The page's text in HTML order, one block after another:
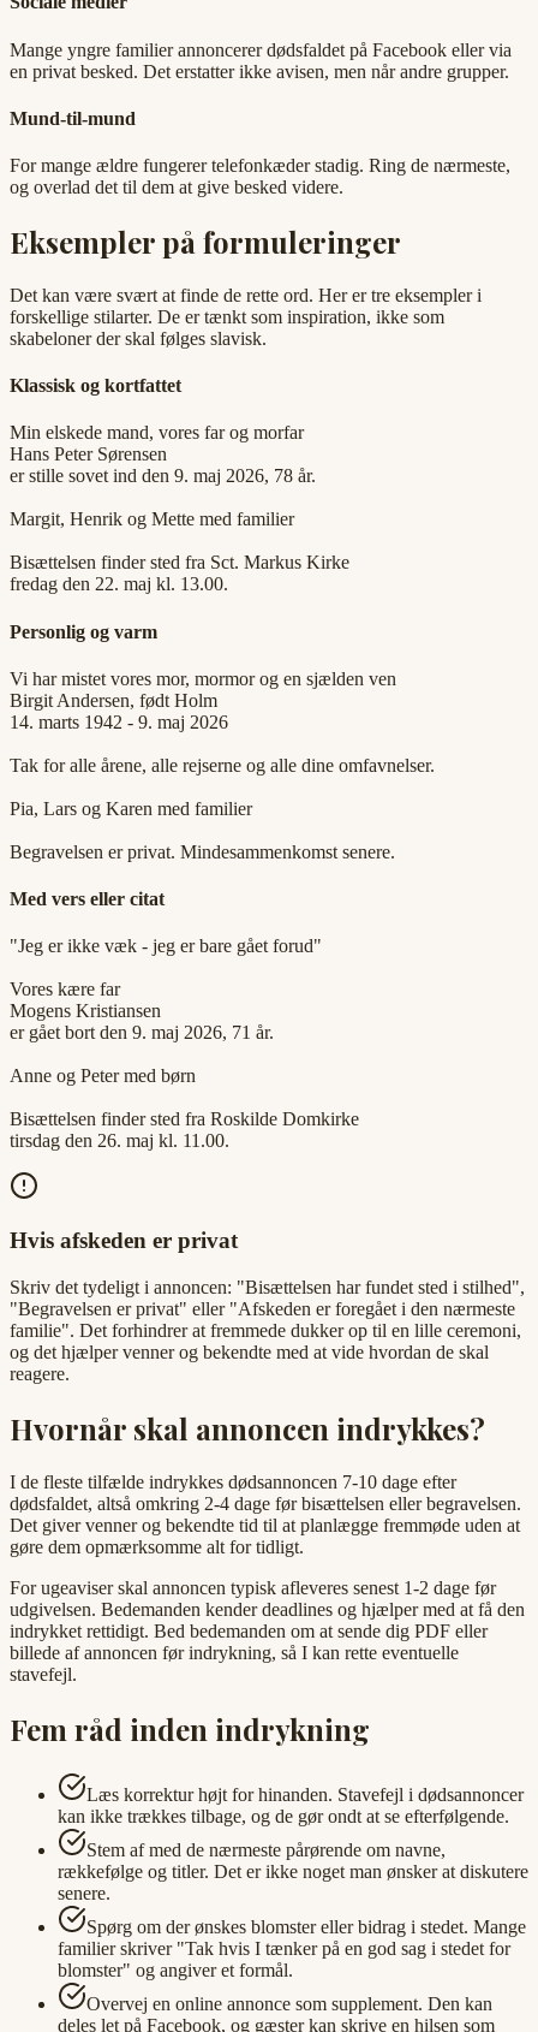
Mange yngre familier annoncerer dødsfaldet på Facebook eller via
en privat besked. Det erstatter ikke avisen, men når andre grupper.
Mund-til-mund
For mange ældre fungerer telefonkæder stadig. Ring de nærmeste,
og overlad det til dem at give besked videre.
Eksempler på formuleringer
Det kan være svært at finde de rette ord. Her er tre eksempler i
forskellige stilarter. De er tænkt som inspiration, ikke som
skabeloner der skal følges slavisk.
Klassisk og kortfattet
Min elskede mand, vores far og morfar
Hans Peter Sørensen
er stille sovet ind den 9. maj 2026, 78 år.
Margit, Henrik og Mette med familier
Bisættelsen finder sted fra Sct. Markus Kirke
fredag den 22. maj kl. 13.00.
Personlig og varm
Vi har mistet vores mor, mormor og en sjælden ven
Birgit Andersen, født Holm
14. marts 1942 - 9. maj 2026
Tak for alle årene, alle rejserne og alle dine omfavnelser.
Pia, Lars og Karen med familier
Begravelsen er privat. Mindesammenkomst senere.
Med vers eller citat
"Jeg er ikke væk - jeg er bare gået forud"
Vores kære far
Mogens Kristiansen
er gået bort den 9. maj 2026, 71 år.
Anne og Peter med børn
Bisættelsen finder sted fra Roskilde Domkirke
tirsdag den 26. maj kl. 11.00.
Hvis afskeden er privat
Skriv det tydeligt i annoncen: "Bisættelsen har fundet sted i stilhed",
"Begravelsen er privat" eller "Afskeden er foregået i den nærmeste
familie". Det forhindrer at fremmede dukker op til en lille ceremoni,
og det hjælper venner og bekendte med at vide hvordan de skal
reagere.
Hvornår skal annoncen indrykkes?
I de fleste tilfælde indrykkes dødsannoncen 7-10 dage efter
dødsfaldet, altså omkring 2-4 dage før bisættelsen eller begravelsen.
Det giver venner og bekendte tid til at planlægge fremmøde uden at
gøre dem opmærksomme alt for tidligt.
For ugeaviser skal annoncen typisk afleveres senest 1-2 dage før
udgivelsen. Bedemanden kender deadlines og hjælper med at få den
indrykket rettidigt. Bed bedemanden om at sende dig PDF eller
billede af annoncen før indrykning, så I kan rette eventuelle
stavefejl.
Fem råd inden indrykning
Læs korrektur højt for hinanden. Stavefejl i dødsannoncer
kan ikke trækkes tilbage, og de gør ondt at se efterfølgende.
Stem af med de nærmeste pårørende om navne,
rækkefølge og titler. Det er ikke noget man ønsker at diskutere
senere.
Spørg om der ønskes blomster eller bidrag i stedet. Mange
familier skriver "Tak hvis I tænker på en god sag i stedet for
blomster" og angiver et formål.
Overvej en online annonce som supplement. Den kan
deles let på Facebook, og gæster kan skrive en hilsen som